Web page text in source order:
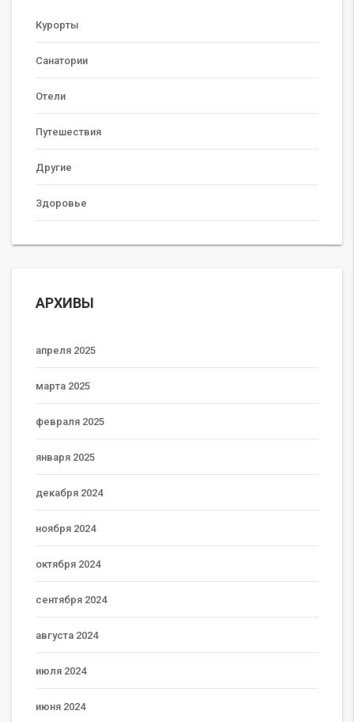
Курорты
Санатории
Отели
Путешествия
Другие
Здоровье
АРХИВЫ
апреля 2025
марта 2025
февраля 2025
января 2025
декабря 2024
ноября 2024
октября 2024
сентября 2024
августа 2024
июля 2024
июня 2024